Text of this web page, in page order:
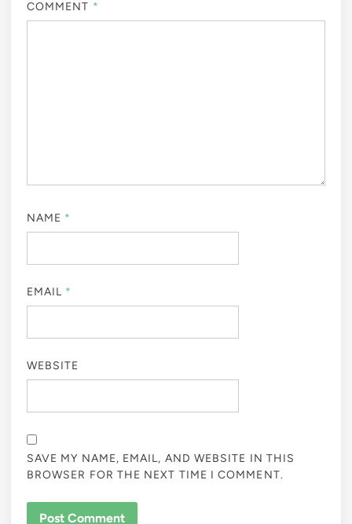
COMMENT *
NAME *
EMAIL *
WEBSITE
SAVE MY NAME, EMAIL, AND WEBSITE IN THIS
BROWSER FOR THE NEXT TIME I COMMENT.